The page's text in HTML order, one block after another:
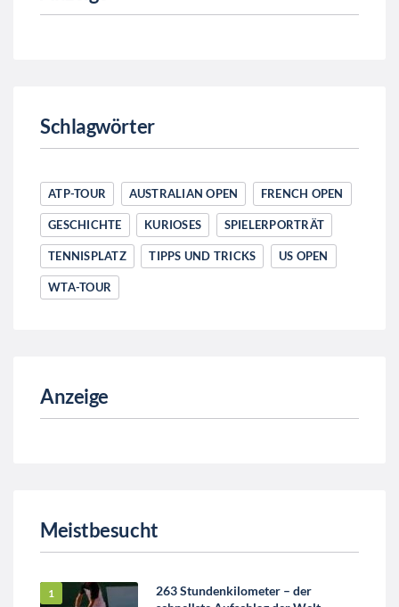
Schlagwörter
ATP-TOUR AUSTRALIAN OPEN FRENCH OPEN
GESCHICHTE KURIOSES SPIELERPORTRÄT
TENNISPLATZ TIPPS UND TRICKS US OPEN
WTA-TOUR
Anzeige
Meistbesucht
263 Stundenkilometer – der